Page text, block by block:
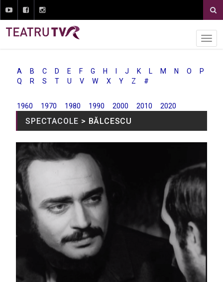
A B C D E F G H J K L M N O
P
Q
R S T U V W X Y Z #
1960 1970 1980 1990 2000 2010 2020
SPECTACOLE > BĂLCESCU